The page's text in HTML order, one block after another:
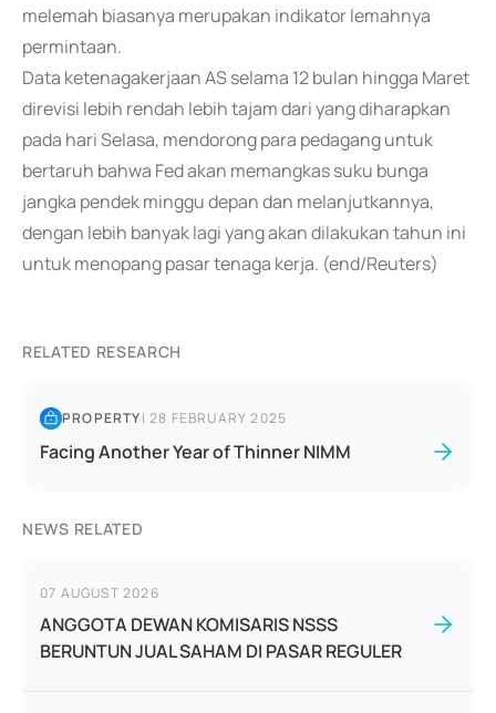
melemah biasanya merupakan indikator lemahnya
permintaan.
Data ketenagakerjaan AS selama 12 bulan hingga Maret
direvisi lebih rendah lebih tajam dari yang diharapkan
pada hari Selasa, mendorong para pedagang untuk
bertaruh bahwa Fed akan memangkas suku bunga
jangka pendek minggu depan dan melanjutkannya,
dengan lebih banyak lagi yang akan dilakukan tahun ini
untuk menopang pasar tenaga kerja. (end/Reuters)
RELATED RESEARCH
PROPERTY|28 FEBRUARY 2025
Facing Another Year of Thinner NIMM
NEWS RELATED
07 AUGUST 2026
ANGGOTA DEWAN KOMISARIS NSSS
BERUNTUN JUAL SAHAM DI PASAR REGULER